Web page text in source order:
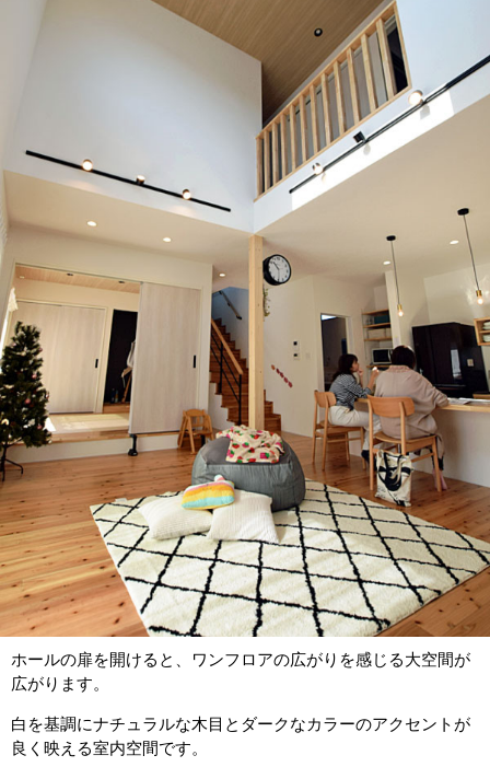
ホールの扉を開けると、ワンフロアの広がりを感じる大空間が
広がります。
白を基調にナチュラルな木目とダークなカラーのアクセントが
良く映える室内空間です。